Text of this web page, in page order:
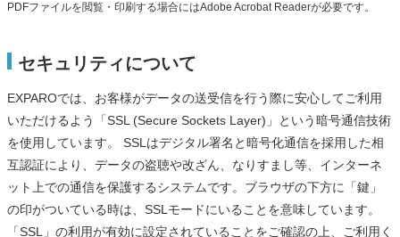
PDFファイルを閲覧・印刷する場合にはAdobe Acrobat Readerが必要です。
セキュリティについて
EXPAROでは、お客様がデータの送受信を行う際に安心してご利用
いただけるよう「SSL (Secure Sockets Layer)」という暗号通信技術
を使用しています。 SSLはデジタル署名と暗号化通信を採用した相
互認証により、データの盗聴や改ざん、なりすまし等、インターネ
ット上での通信を保護するシステムです。ブラウザの下方に「鍵」
の印がついている時は、SSLモードにいることを意味しています。
「SSL」の利用が有効に設定されていることをご確認の上、ご利用く